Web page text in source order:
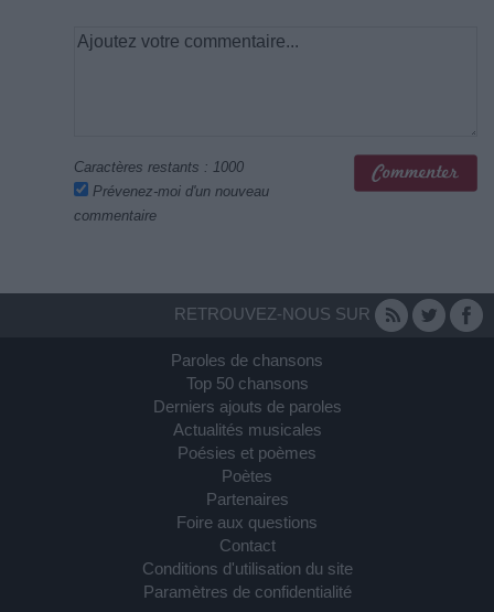
Caractères restants : 1000
Prévenez-moi d'un nouveau
commentaire
RETROUVEZ-NOUS SUR
Paroles de chansons
Top 50 chansons
Derniers ajouts de paroles
Actualités musicales
Poésies et poèmes
Poètes
Partenaires
Foire aux questions
Contact
Conditions d'utilisation du site
Paramètres de confidentialité